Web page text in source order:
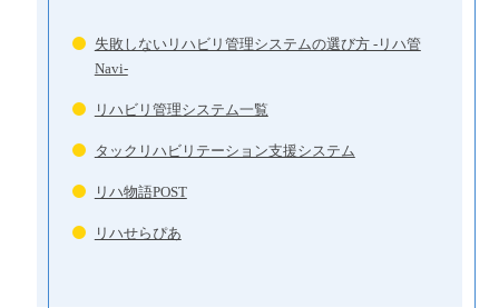
失敗しないリハビリ管理システムの選び方 -リハ管
Navi-
リハビリ管理システム一覧
タックリハビリテーション支援システム
リハ物語POST
リハせらぴあ